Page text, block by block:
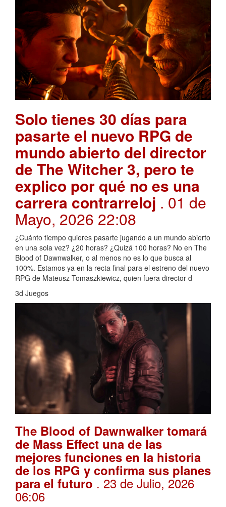
Solo tienes 30 días para
pasarte el nuevo RPG de
mundo abierto del director
de The Witcher 3, pero te
explico por qué no es una
carrera contrarreloj . 01 de
Mayo, 2026 22:08
¿Cuánto tiempo quieres pasarte jugando a un mundo abierto
en una sola vez? ¿20 horas? ¿Quizá 100 horas? No en The
Blood of Dawnwalker, o al menos no es lo que busca al
100%. Estamos ya en la recta final para el estreno del nuevo
RPG de Mateusz Tomaszkiewicz, quien fuera director d
3d Juegos
The Blood of Dawnwalker tomará
de Mass Effect una de las
mejores funciones en la historia
de los RPG y confirma sus planes
para el futuro . 23 de Julio, 2026
06:06